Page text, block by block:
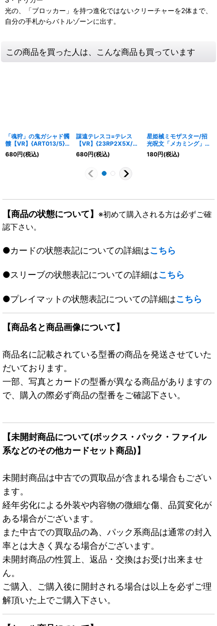
光の、「ブロッカー」を持つ進化ではないクリーチャーを2体まで、
自分の手札からバトルゾーンに出す。
この商品を買った人は、こんな商品も買っています
「魂狩」の鬼ガシャド髑
髏【VR】{ART013/5}
《多》
680円(税込)
謀遠テレスコ=テレス
【VR】{23RP2X5X/8}
《闇》
680円(税込)
星姫械ミモザスター/招
光呪文「メカミング」
【C】{23SD29/14}
《光》
180円(税込)
【商品の状態について】 ※初めて購入される方は必ずご確
認下さい。
●カードの状態表記についての詳細はこちら
●スリーブの状態表記についての詳細はこちら
●プレイマットの状態表記についての詳細はこちら
【商品名と商品画像について】
商品名に記載されている型番の商品を発送させていた
だいております。
一部、写真とカードの型番が異なる商品がありますの
で、購入の際必ず商品の型番をご確認下さい。
【未開封商品について(ボックス・パック・ファイル
系などのその他カードセット商品)】
未開封商品は中古での買取品が含まれる場合もござい
ます。
経年劣化による外装や内容物の微細な傷、品質変化が
ある場合がございます。
また中古での買取品の為、パック系商品は通常の封入
率とは大きく異なる場合がございます。
未開封商品の性質上、返品・交換はお受け出来ませ
ん。
ご購入、ご購入後に開封される場合は以上を必ずご理
解頂いた上でご購入下さい。